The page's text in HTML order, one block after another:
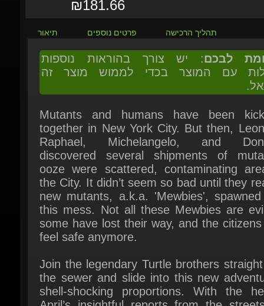
פרטים נוספים
לבכם: יש צורך בהוראות נוספות
Mutants and humans have been
Raphael, Michelangelo, and
discovered several shipments of
ooze were scattered, contaminating
the City. It didn’t seem so bad until they
new mutants, a.k.a. 'Mewbies', spawned
this mess. Not all these Mewbies are
some have lost their way, and the citizens
feel safe anymore.
Join the legendary Turtle brothers straight
the sewer and slide into this new
shell-shocking proportions. With the
April’s insightful reports from the
Splinter’s sage guidance, gear up to fight
and unravel an epic saga of justice and